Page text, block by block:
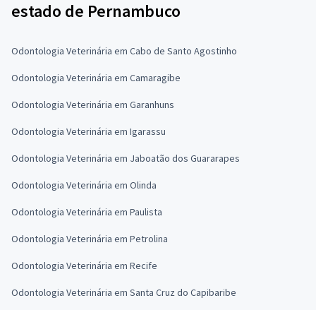
estado de Pernambuco
Odontologia Veterinária em Cabo de Santo Agostinho
Odontologia Veterinária em Camaragibe
Odontologia Veterinária em Garanhuns
Odontologia Veterinária em Igarassu
Odontologia Veterinária em Jaboatão dos Guararapes
Odontologia Veterinária em Olinda
Odontologia Veterinária em Paulista
Odontologia Veterinária em Petrolina
Odontologia Veterinária em Recife
Odontologia Veterinária em Santa Cruz do Capibaribe